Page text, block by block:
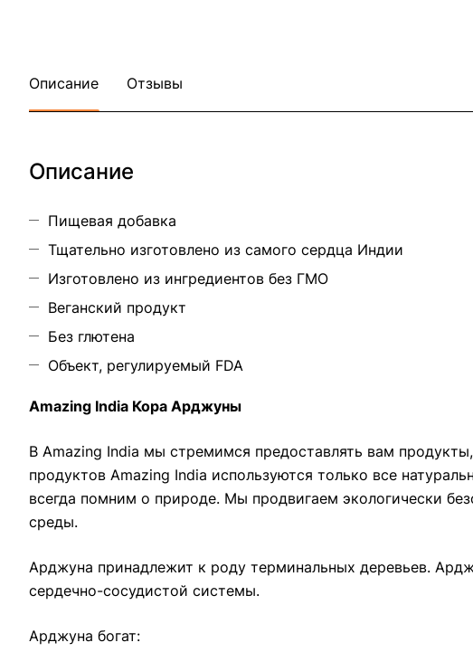
Описание Отзывы
Описание
Пищевая добавка
Тщательно изготовлено из самого сердца Индии
Изготовлено из ингредиентов без ГМО
Веганский продукт
Без глютена
Объект, регулируемый FDA
Amazing India Кора Арджуны
В Amazing India мы стремимся предоставлять вам
продуктов Amazing India используются только все
всегда помним о природе. Мы продвигаем экологически
среды.
Арджуна принадлежит к роду терминальных деревьев.
сердечно-сосудистой системы.
Арджуна богат: